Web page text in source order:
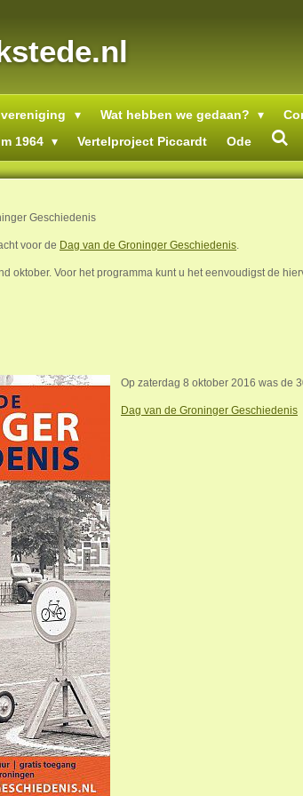
Wat hebben we gedaan?
1964 Vertelproject Piccardt Ode
Geschiedenis
voor de Dag van de Groninger Geschiedenis
oktober. Voor het programma kunt u het eenvoudigst de
Op zaterdag 8 oktober 2016 was de
Dag van de Groninger Geschiedenis